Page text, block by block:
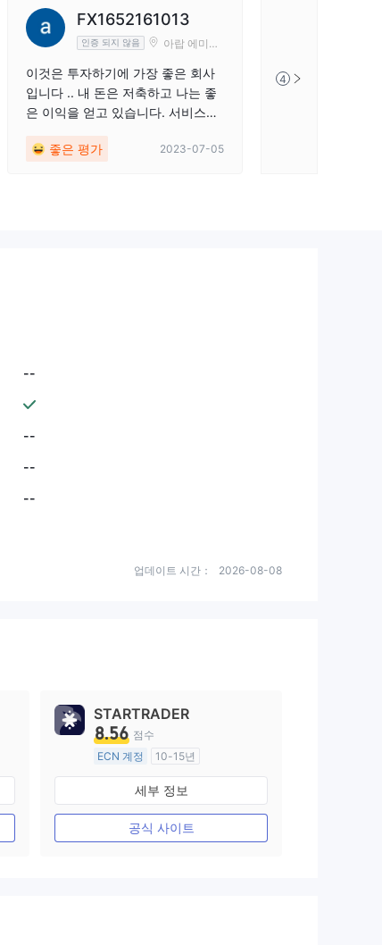
사이트
bigmofx.net/
FX1652161013
인증 되지 않음
아랍 에미리
이것은 투자하기에 가장 좋은 회사
입니다 .. 내 돈은 저축하고 나는 좋
은 이익을 얻고 있습니다. 서비스에
좋은 평가
2023-07-05
4
--
--
--
--
업데이트 시간： 2026-08-08
STARTRADER
8.56 점수
ECN 계정
10-15년
호주 규제
외환 거래 라이선스 (MM)
마스터 레이블 MT4
세부 정보
공식 사이트